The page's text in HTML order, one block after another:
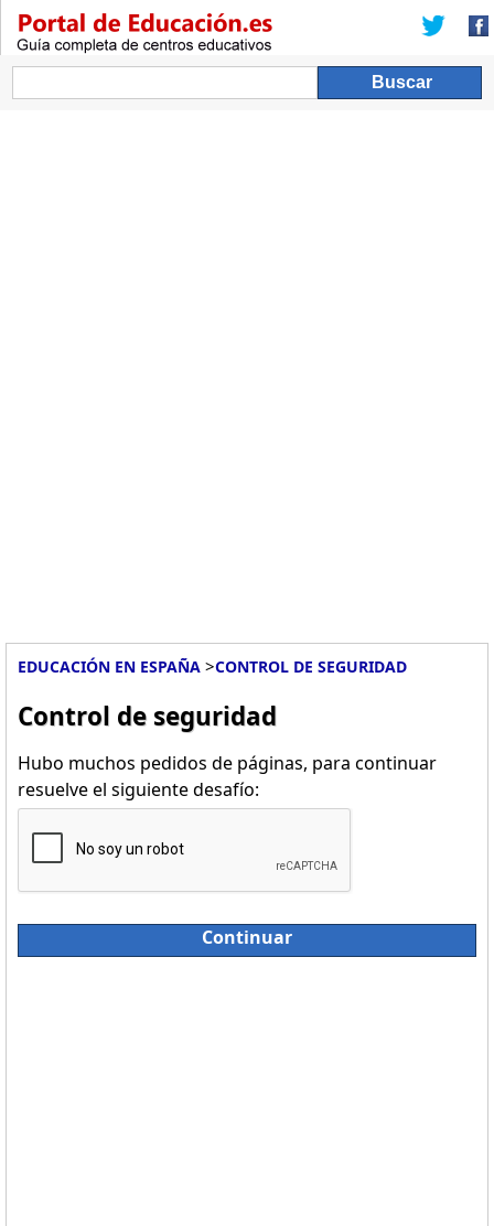
EDUCACIÓN EN ESPAÑA >CONTROL DE SEGURIDAD
Control de seguridad
Hubo muchos pedidos de páginas, para continuar
resuelve el siguiente desafío:
Continuar